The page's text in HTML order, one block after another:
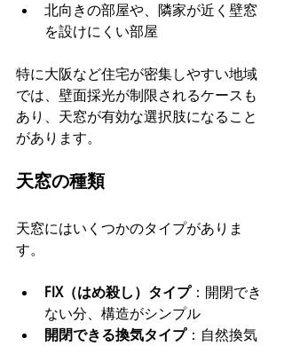
北向きの部屋や、隣家が近く壁窓
を設けにくい部屋
特に大阪など住宅が密集しやすい地域
では、壁面採光が制限されるケースも
あり、天窓が有効な選択肢になること
があります。
天窓の種類
天窓にはいくつかのタイプがありま
す。
FIX（はめ殺し）タイプ：開閉でき
ない分、構造がシンプル
開閉できる換気タイプ：自然換気